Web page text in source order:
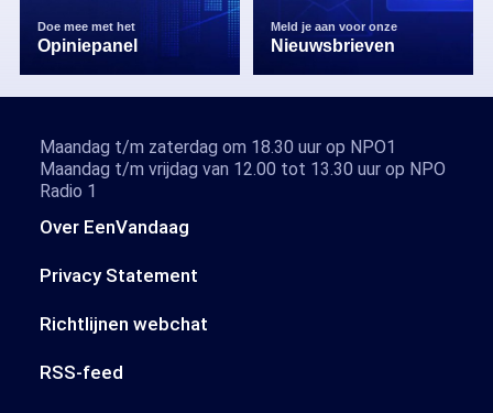
Doe mee met het
Opiniepanel
Meld je aan voor onze
Nieuwsbrieven
Over EenVandaag
Privacy Statement
Richtlijnen webchat
RSS-feed
Maandag t/m zaterdag om 18.30 uur op NPO1
Maandag t/m vrijdag van 12.00 tot 13.30 uur op NPO
Radio 1